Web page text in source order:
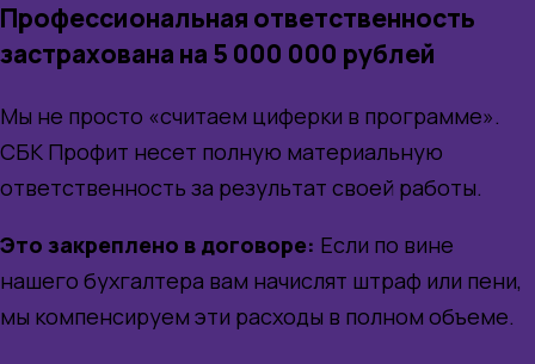
Профессиональная ответственность
застрахована на 5 000 000 рублей
Мы не просто «считаем циферки в программе».
СБК Профит несет полную материальную
ответственность за результат своей работы.
Это закреплено в договоре: Если по вине
нашего бухгалтера вам начислят штраф или пени,
мы компенсируем эти расходы в полном объеме.